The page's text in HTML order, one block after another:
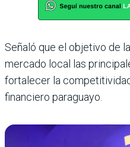
Señaló que el objetivo de
mercado local las
fortalecer la
financiero paraguayo.